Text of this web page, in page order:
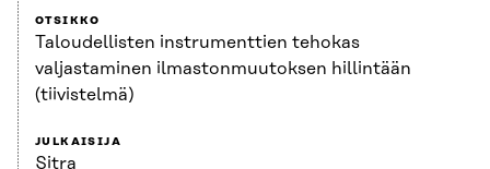
OTSIKKO
Taloudellisten instrumenttien tehokas
valjastaminen ilmastonmuutoksen hillintään
(tiivistelmä)
JULKAISIJA
Sitra